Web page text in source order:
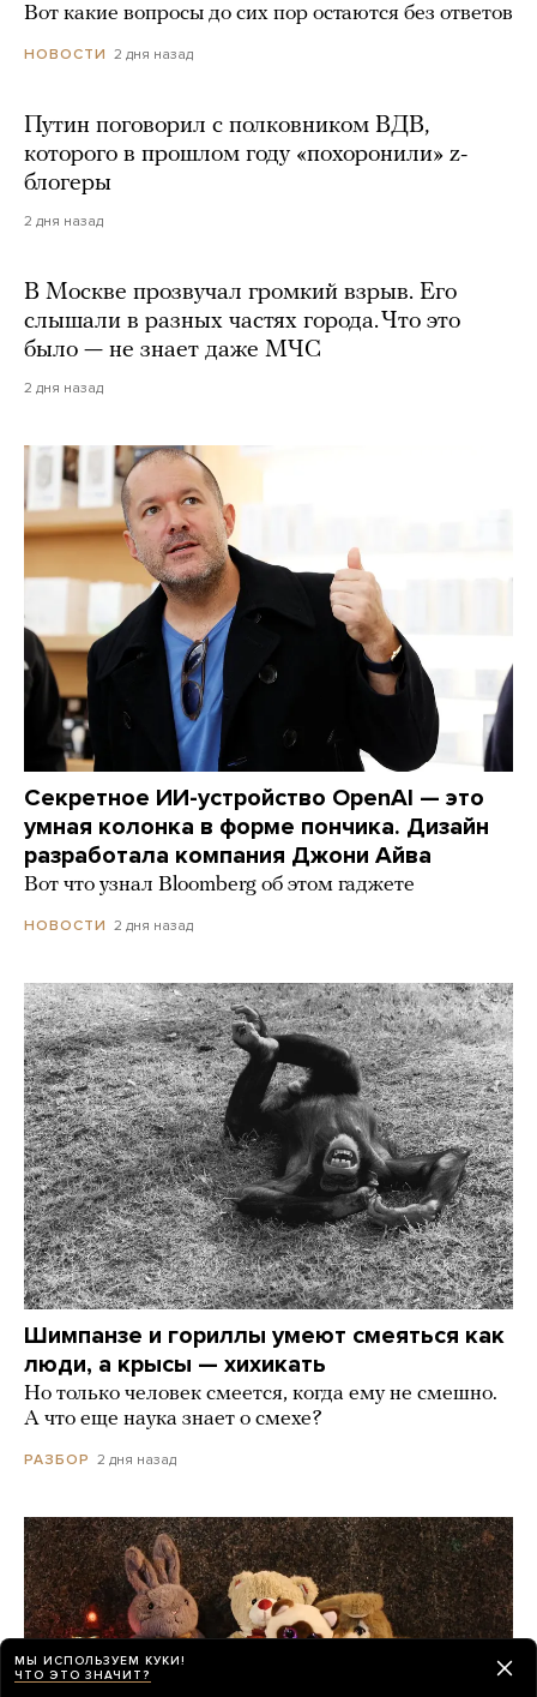
Вот какие вопросы до сих пор остаются без ответов
НОВОСТИ 2 дня назад
Путин поговорил с полковником ВДВ,
которого в прошлом году «похоронили» z-
блогеры
2 дня назад
В Москве прозвучал громкий взрыв. Его
слышали в разных частях города. Что это
было — не знает даже МЧС
2 дня назад
Секретное ИИ-устройство OpenAI — это
умная колонка в форме пончика. Дизайн
разработала компания Джони Айва
Вот что узнал Bloomberg об этом гаджете
НОВОСТИ 2 дня назад
Шимпанзе и гориллы умеют смеяться как
люди, а крысы — хихикать
Но только человек смеется, когда ему не смешно.
А что еще наука знает о смехе?
РАЗБОР 2 дня назад
МЫ ИСПОЛЬЗУЕМ КУКИ!
ЧТО ЭТО ЗНАЧИТ?